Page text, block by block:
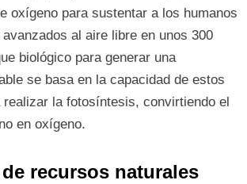
oxígeno para sustentar a los humanos
al aire libre en unos 300
biológico para generar una
se basa en la capacidad de estos
la fotosíntesis, convirtiendo el
en oxígeno.
recursos naturales